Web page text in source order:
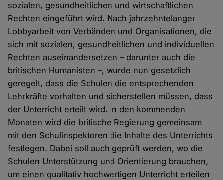
sozialen, gesundheitlichen und wirtschaftlichen
Rechten eingeführt wird. Nach jahrzehntelanger
Lobbyarbeit von Verbänden und Organisationen, die
sich mit sozialen, gesundheitlichen und individuellen
Rechten auseinandersetzen – darunter auch die
britischen Humanisten –, wurde nun gesetzlich
geregelt, dass die Schulen die entsprechenden
Lehrkräfte vorhalten und sicherstellen müssen, dass
der Unterricht erteilt wird. In den kommenden
Monaten wird die britische Regierung gemeinsam
mit den Schulinspektoren die Inhalte des Unterrichts
festlegen. Dabei soll auch geprüft werden, wo die
Schulen Unterstützung und Orientierung brauchen,
um einen qualitativ hochwertigen Unterricht erteilen